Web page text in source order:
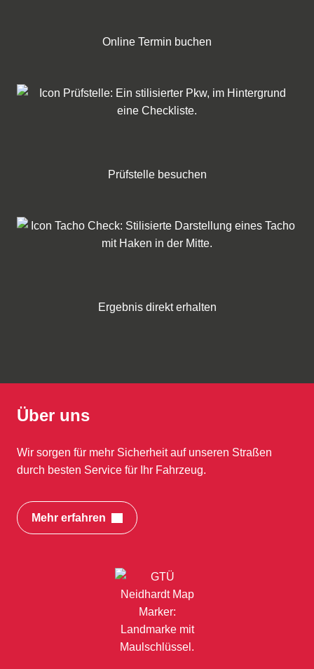
Online Termin buchen
Prüfstelle besuchen
Ergebnis direkt erhalten
Über uns
Wir sorgen für mehr Sicherheit auf unseren Straßen
durch besten Service für Ihr Fahrzeug.
Mehr erfahren